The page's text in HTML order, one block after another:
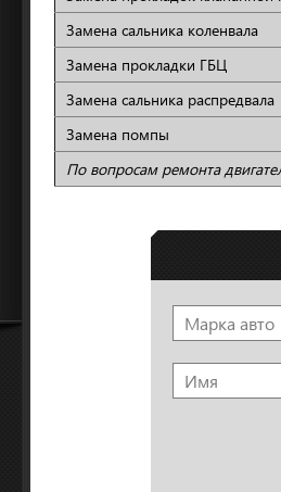
Замена сальника коленвала
Замена прокладки ГБЦ
Замена сальника распредвала
Замена помпы
По вопросам ремонта